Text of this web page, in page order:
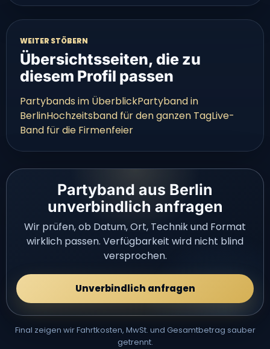
WEITER STÖBERN
Übersichtsseiten, die zu
diesem Profil passen
Partybands im ÜberblickPartyband in
BerlinHochzeitsband für den ganzen TagLive-
Band für die Firmenfeier
Partyband aus Berlin
unverbindlich anfragen
Wir prüfen, ob Datum, Ort, Technik und Format
wirklich passen. Verfügbarkeit wird nicht blind
versprochen.
Unverbindlich anfragen
Final zeigen wir Fahrtkosten, MwSt. und Gesamtbetrag sauber
getrennt.